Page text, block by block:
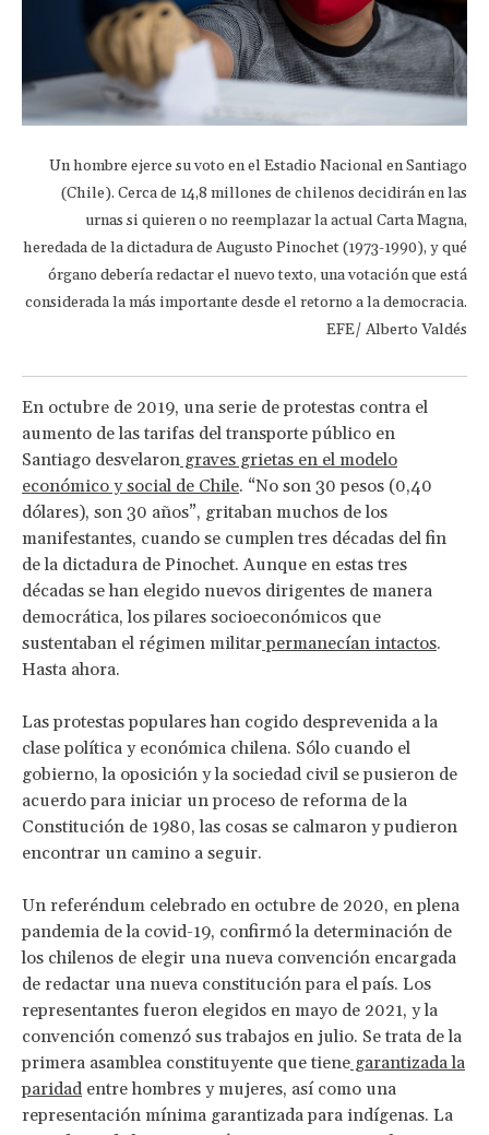
Un hombre ejerce su voto en el Estadio Nacional en Santiago
(Chile). Cerca de 14,8 millones de chilenos decidirán en las
urnas si quieren o no reemplazar la actual Carta Magna,
heredada de la dictadura de Augusto Pinochet (1973-1990), y qué
órgano debería redactar el nuevo texto, una votación que está
considerada la más importante desde el retorno a la democracia.
EFE/ Alberto Valdés
En octubre de 2019, una serie de protestas contra el
aumento de las tarifas del transporte público en
Santiago desvelaron graves grietas en el modelo
económico y social de Chile. “No son 30 pesos (0,40
dólares), son 30 años”, gritaban muchos de los
manifestantes, cuando se cumplen tres décadas del fin
de la dictadura de Pinochet. Aunque en estas tres
décadas se han elegido nuevos dirigentes de manera
democrática, los pilares socioeconómicos que
sustentaban el régimen militarpermanecían intactos.
Hasta ahora.
Las protestas populares han cogido desprevenida a la
clase política y económica chilena. Sólo cuando el
gobierno, la oposición y la sociedad civil se pusieron de
acuerdo para iniciar un proceso de reforma de la
Constitución de 1980, las cosas se calmaron y pudieron
encontrar un camino a seguir.
Un referéndum celebrado en octubre de 2020, en plena
pandemia de la covid-19, confirmó la determinación de
los chilenos de elegir una nueva convención encargada
de redactar una nueva constitución para el país. Los
representantes fueron elegidos en mayo de 2021, y la
convención comenzó sus trabajos en julio. Se trata de la
primera asamblea constituyente que tiene garantizada la
paridad entre hombres y mujeres, así como una
representación mínima garantizada para indígenas. La